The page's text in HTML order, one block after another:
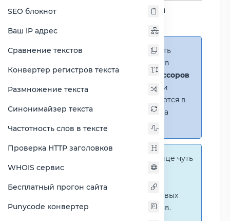
SEO блокнот
Ваш IP адрес
Сравнение текстов
Конвертер регистров текста
Размножение текста
Синонимайзер текста
Частотность слов в тексте
Проверка HTTP заголовков
WHOIS сервис
Бесплатный прогон сайта
Punycode конвертер
Сравнение процессора
Справка:
Можно добавить
несколько процессоров в
сравнение(до 14 процессоров
в таблице)
. В случае если
процессоры не помещаются в
таблицу, появится полоса
На этой странице чуть
графические сравнения
количественных и числовых
параметров процессоров.